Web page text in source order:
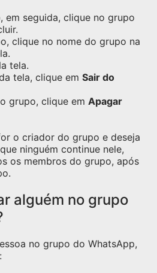
em seguida, clique no grupo
clique no nome do grupo na
tela.
tela, clique em Sair do
grupo, clique em Apagar
o criador do grupo e deseja
ninguém continue nele,
os membros do grupo, após
alguém no grupo
no grupo do WhatsApp,